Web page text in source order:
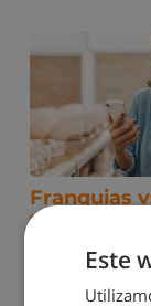
Franquias
tradicional:
para si,
Este